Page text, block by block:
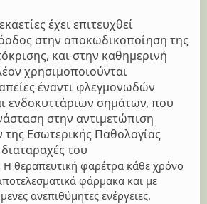
έχει επιτευχθεί
στην αποκωδικοποίηση της
και στην καθημερινή
χρησιμοποιούνται
έναντι φλεγμονωδών
ενδοκυττάριων σημάτων, που
στην αντιμετώπιση
Εσωτερικής Παθολογίας
του
H θεραπευτική φαρέτρα κάθε χρόνο
φάρμακα και με
ανεπιθύμητες ενέργειες.